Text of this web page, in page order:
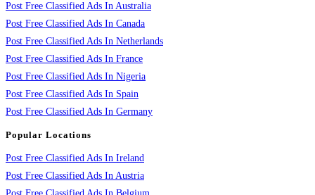
Post Free Classified Ads In Australia
Post Free Classified Ads In Canada
Post Free Classified Ads In Netherlands
Post Free Classified Ads In France
Post Free Classified Ads In Nigeria
Post Free Classified Ads In Spain
Post Free Classified Ads In Germany
Popular Locations
Post Free Classified Ads In Ireland
Post Free Classified Ads In Austria